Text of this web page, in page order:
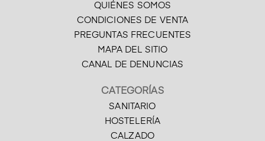
QUIÉNES SOMOS
CONDICIONES DE VENTA
PREGUNTAS FRECUENTES
MAPA DEL SITIO
CANAL DE DENUNCIAS
CATEGORÍAS
SANITARIO
HOSTELERÍA
CALZADO